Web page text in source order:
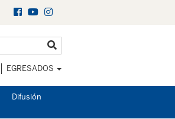
EGRESADOS
Difusión